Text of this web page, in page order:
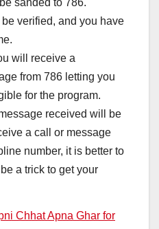
sanded to 786.
verified, and you have
will receive a
from 786 letting you
for the program.
received will be
a call or message
number, it is better to
a trick to get your
Chhat Apna Ghar for